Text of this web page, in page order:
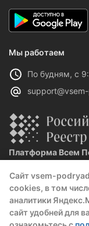
Сайт vsem-
cookies, в том
аналитики
сайт удобней для
Мы работаем
По будням, с
Платформа Всем
Реестровая запись
Политика